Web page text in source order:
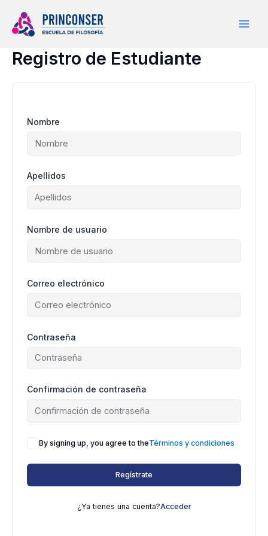
contenido
Registro de Estudiante
Nombre
Apellidos
Nombre de usuario
Correo electrónico
Contraseña
Confirmación de contraseña
By signing up, you agree to theTérminos y condiciones
Regístrate
¿Ya tienes una cuenta?Acceder